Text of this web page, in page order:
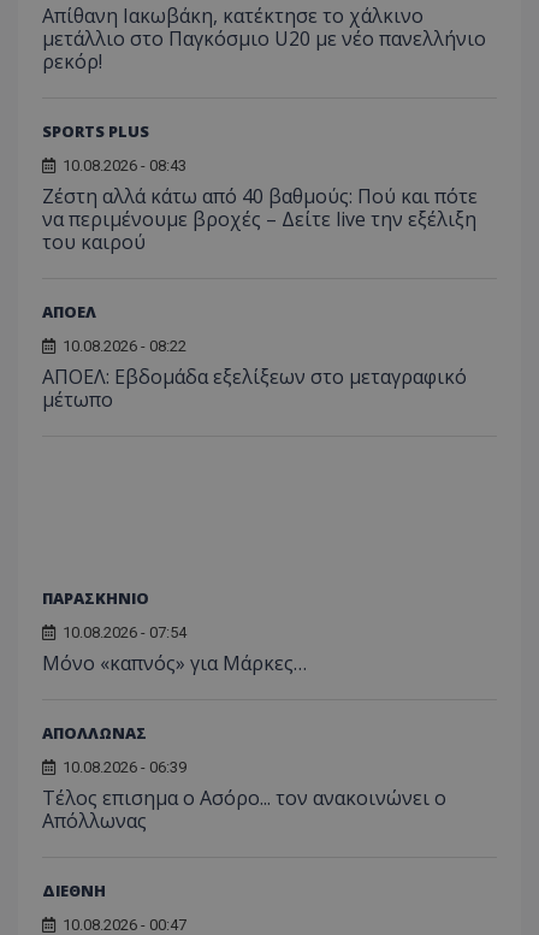
Απίθανη Ιακωβάκη, κατέκτησε το χάλκινο
μετάλλιο στο Παγκόσμιο U20 με νέο πανελλήνιο
ρεκόρ!
SPORTS PLUS
10.08.2026 - 08:43
Ζέστη αλλά κάτω από 40 βαθμούς: Πού και πότε
να περιμένουμε βροχές – Δείτε live την εξέλιξη
του καιρού
ΑΠΟΕΛ
10.08.2026 - 08:22
ΑΠΟΕΛ: Εβδομάδα εξελίξεων στο μεταγραφικό
μέτωπο
ΠΑΡΑΣΚΗΝΙΟ
10.08.2026 - 07:54
Μόνο «καπνός» για Μάρκες…
ΑΠΟΛΛΩΝΑΣ
10.08.2026 - 06:39
Tέλος επισημα ο Ασόρο... τον ανακοινώνει ο
Απόλλωνας
ΔΙΕΘΝΗ
10.08.2026 - 00:47